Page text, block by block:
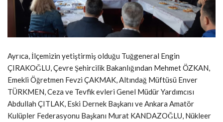
Ayrıca, İlçemizin yetiştirmiş olduğu Tuğgeneral Engin
ÇIRAKOĞLU, Çevre Şehircilik Bakanlığından Mehmet ÖZKAN,
Emekli Öğretmen Fevzi ÇAKMAK, Altındağ Müftüsü Enver
TÜRKMEN, Ceza ve Tevfik evleri Genel Müdür Yardımcısı
Abdullah ÇITLAK, Eski Dernek Başkanı ve Ankara Amatör
Kulüpler Federasyonu Başkanı Murat KANDAZOĞLU, Nükleer